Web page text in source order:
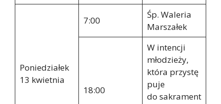
Poniedziałek
13 kwietnia
7:00
Śp. Waleria
Marszałek
18:00
W intencji
młodzieży,
która przystę
puje
do sakrament